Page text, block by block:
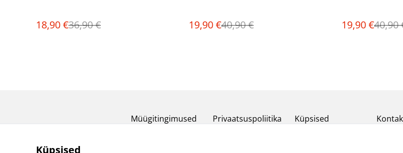
18,90 €36,90 € 19,90 €40,90 € 19,90 €40,90
Müügitingimused Privaatsuspoliitika Küpsised
Küpsised